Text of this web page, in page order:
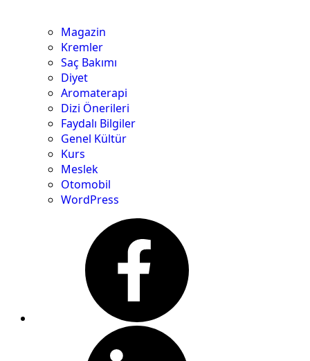
Magazin
Kremler
Saç Bakımı
Diyet
Aromaterapi
Dizi Önerileri
Faydalı Bilgiler
Genel Kültür
Kurs
Meslek
Otomobil
WordPress